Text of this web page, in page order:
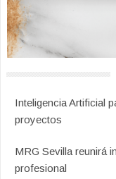
Inteligencia Artificial
proyectos
MRG Sevilla reunirá
profesional